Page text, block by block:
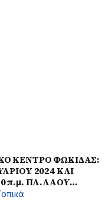
ΚΕΝΤΡΟ ΦΩΚΙΔΑΣ:
2024 ΚΑΙ
π.μ. ΠΛ.ΛΑΟΥ